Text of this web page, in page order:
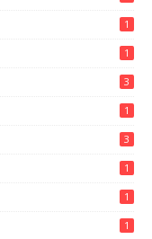
1
1
3
1
3
1
1
1